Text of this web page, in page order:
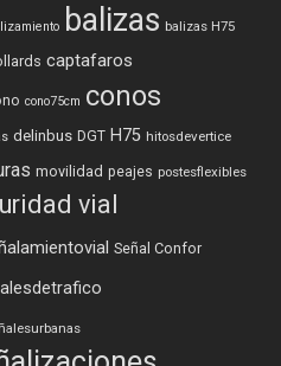
balizas balizas H75
captafaros
cono75cm conos
delinbus DGT H75 hitosdevertice
movilidad peajes postesflexibles
vial
Señal Confor